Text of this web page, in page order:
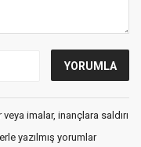
imalar, inançlara saldırı
yazılmış yorumlar